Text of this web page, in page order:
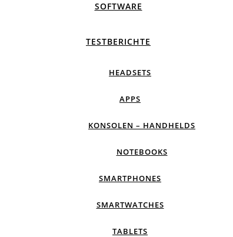
SOFTWARE
TESTBERICHTE
HEADSETS
APPS
KONSOLEN – HANDHELDS
NOTEBOOKS
SMARTPHONES
SMARTWATCHES
TABLETS